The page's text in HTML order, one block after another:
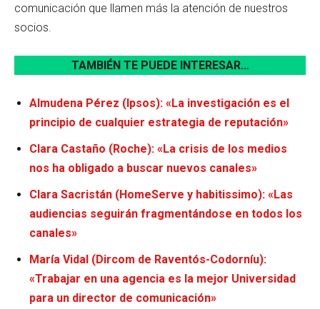
comunicación que llamen más la atención de nuestros
socios.
TAMBIÉN TE PUEDE INTERESAR…
Almudena Pérez (Ipsos): «La investigación es el
principio de cualquier estrategia de reputación»
Clara Castaño (Roche): «La crisis de los medios
nos ha obligado a buscar nuevos canales»
Clara Sacristán (HomeServe y habitissimo): «Las
audiencias seguirán fragmentándose en todos los
canales»
María Vidal (Dircom de Raventós-Codorníu):
«Trabajar en una agencia es la mejor Universidad
para un director de comunicación»